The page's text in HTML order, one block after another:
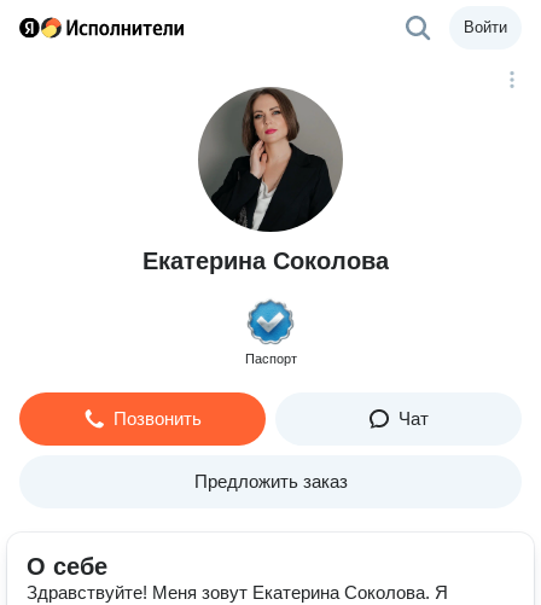
Войти
Екатерина Соколова
Паспорт
Позвонить Чат
Предложить заказ
О себе
Здравствуйте! Меня зовут Екатерина Соколова. Я